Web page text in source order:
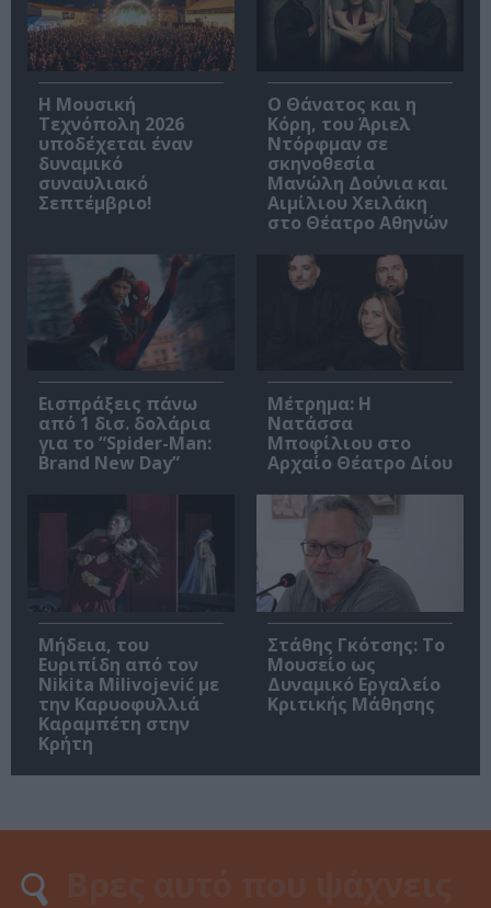
Η Μουσική
Τεχνόπολη 2026
υποδέχεται έναν
δυναμικό
συναυλιακό
Σεπτέμβριο!
Ο Θάνατος και η
Κόρη, του Άριελ
Ντόρφμαν σε
σκηνοθεσία
Μανώλη Δούνια και
Αιμίλιου Χειλάκη
στο Θέατρο Αθηνών
Εισπράξεις πάνω
από 1 δισ. δολάρια
για το “Spider-Man:
Brand New Day”
Μέτρημα: Η
Νατάσσα
Μποφίλιου στο
Αρχαίο Θέατρο Δίου
Μήδεια, του
Ευριπίδη από τον
Nikita Milivojević με
την Καρυοφυλλιά
Καραμπέτη στην
Κρήτη
Στάθης Γκότσης: Το
Μουσείο ως
Δυναμικό Εργαλείο
Κριτικής Μάθησης